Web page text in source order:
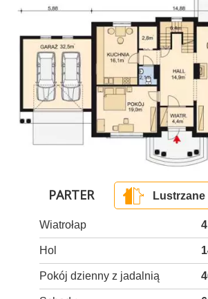
PARTER
Wiatrołap
Hol
Pokój dzienny z jadalnią